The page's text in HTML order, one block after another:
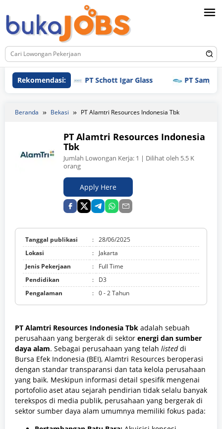
ke
konten
Rekomendasi: PT Schott Igar Glass PT Samjin
Beranda Bekasi PT Alamtri Resources Indonesia Tbk
PT Alamtri Resources Indonesia
Tbk
Jumlah Lowongan Kerja: 1 | Dilihat oleh 5.5 K
orang
Apply Here
Tanggal publikasi : 28/06/2025
Lokasi
:
Jakarta
Jenis Pekerjaan
:
Full Time
Pendidikan
:
D3
Pengalaman
: 0 - 2 Tahun
PT Alamtri Resources Indonesia Tbk adalah sebuah
perusahaan yang bergerak di sektor energi dan sumber
daya alam. Sebagai perusahaan yang telah listeddi
Bursa Efek Indonesia (BEI), Alamtri Resources beroperasi
dengan standar transparansi dan tata kelola perusahaan
yang baik. Meskipun informasi detail spesifik mengenai
portofolio aset atau sejarah pendirian tidak selalu banyak
terekspos di media publik, perusahaan yang bergerak di
sektor sumber daya alam umumnya memiliki fokus pada: